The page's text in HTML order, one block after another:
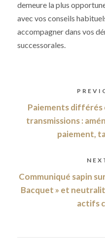
demeure la plus
avec vos conseils
accompagner dans vos
successorales.
Paiements
transmissions :
paiement,
Communiqué sapin
Bacquet » et
actifs